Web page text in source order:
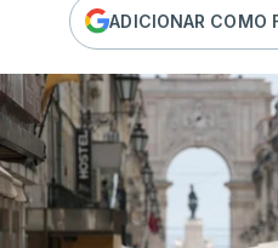
ADICIONAR COMO